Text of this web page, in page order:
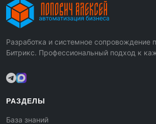
Разработка и системное сопровождение
Битрикс. Профессиональный подход к
РАЗДЕЛЫ
База знаний